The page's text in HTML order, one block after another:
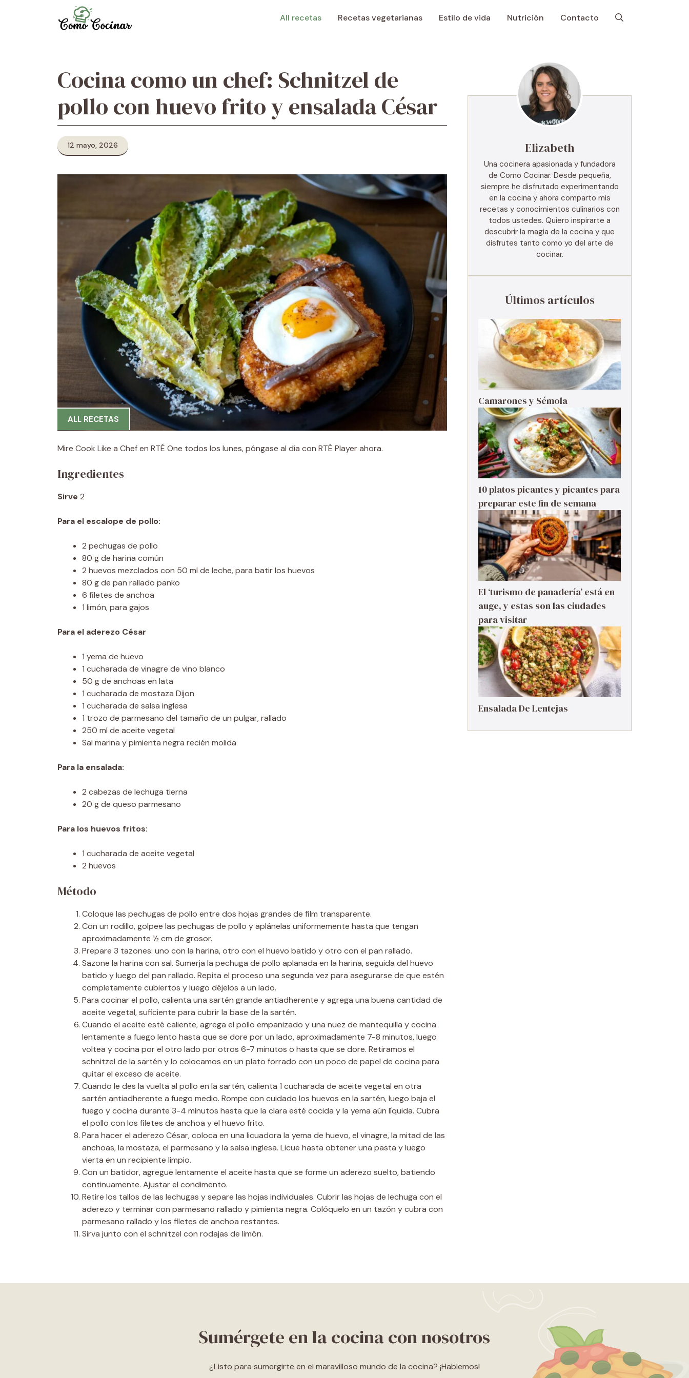
All recetas Recetas vegetarianas Estilo de vida Nutrición Contacto
Cocina como un chef: Schnitzel de
pollo con huevo frito y ensalada César
12 mayo, 2026
ALL RECETAS
Mire Cook Like a Chef en RTÉ One todos los lunes, póngase al día con RTÉ Player ahora.
Ingredientes
Sirve 2
Para el escalope de pollo:
2 pechugas de pollo
80 g de harina común
2 huevos mezclados con 50 ml de leche, para batir los huevos
80 g de pan rallado panko
6 filetes de anchoa
1 limón, para gajos
Para el aderezo César
1 yema de huevo
1 cucharada de vinagre de vino blanco
50 g de anchoas en lata
1 cucharada de mostaza Dijon
1 cucharada de salsa inglesa
1 trozo de parmesano del tamaño de un pulgar, rallado
250 ml de aceite vegetal
Sal marina y pimienta negra recién molida
Para la ensalada:
2 cabezas de lechuga tierna
20 g de queso parmesano
Para los huevos fritos:
1 cucharada de aceite vegetal
2 huevos
Método
Coloque las pechugas de pollo entre dos hojas grandes de film transparente.
Con un rodillo, golpee las pechugas de pollo y aplánelas uniformemente hasta que tengan
aproximadamente ½ cm de grosor.
Prepare 3 tazones: uno con la harina, otro con el huevo batido y otro con el pan rallado.
Sazone la harina con sal. Sumerja la pechuga de pollo aplanada en la harina, seguida del huevo
batido y luego del pan rallado. Repita el proceso una segunda vez para asegurarse de que estén
completamente cubiertos y luego déjelos a un lado.
Para cocinar el pollo, calienta una sartén grande antiadherente y agrega una buena cantidad de
aceite vegetal, suficiente para cubrir la base de la sartén.
Cuando el aceite esté caliente, agrega el pollo empanizado y una nuez de mantequilla y cocina
lentamente a fuego lento hasta que se dore por un lado, aproximadamente 7-8 minutos, luego
voltea y cocina por el otro lado por otros 6-7 minutos o hasta que se dore. Retiramos el
schnitzel de la sartén y lo colocamos en un plato forrado con un poco de papel de cocina para
quitar el exceso de aceite.
Cuando le des la vuelta al pollo en la sartén, calienta 1 cucharada de aceite vegetal en otra
sartén antiadherente a fuego medio. Rompe con cuidado los huevos en la sartén, luego baja el
fuego y cocina durante 3-4 minutos hasta que la clara esté cocida y la yema aún líquida. Cubra
el pollo con los filetes de anchoa y el huevo frito.
Para hacer el aderezo César, coloca en una licuadora la yema de huevo, el vinagre, la mitad de las
anchoas, la mostaza, el parmesano y la salsa inglesa. Licue hasta obtener una pasta y luego
vierta en un recipiente limpio.
Con un batidor, agregue lentamente el aceite hasta que se forme un aderezo suelto, batiendo
continuamente. Ajustar el condimento.
Retire los tallos de las lechugas y separe las hojas individuales. Cubrir las hojas de lechuga con el
aderezo y terminar con parmesano rallado y pimienta negra. Colóquelo en un tazón y cubra con
parmesano rallado y los filetes de anchoa restantes.
Sirva junto con el schnitzel con rodajas de limón.
Elizabeth
Una cocinera apasionada y fundadora
de Como Cocinar. Desde pequeña,
siempre he disfrutado experimentando
en la cocina y ahora comparto mis
recetas y conocimientos culinarios con
todos ustedes. Quiero inspirarte a
descubrir la magia de la cocina y que
disfrutes tanto como yo del arte de
cocinar.
Últimos artículos
Camarones y Sémola
10 platos picantes y picantes para
preparar este fin de semana
El ‘turismo de panadería’ está en
auge, y estas son las ciudades
para visitar
Ensalada De Lentejas
Sumérgete en la cocina con nosotros
¿Listo para sumergirte en el maravilloso mundo de la cocina? ¡Hablemos!